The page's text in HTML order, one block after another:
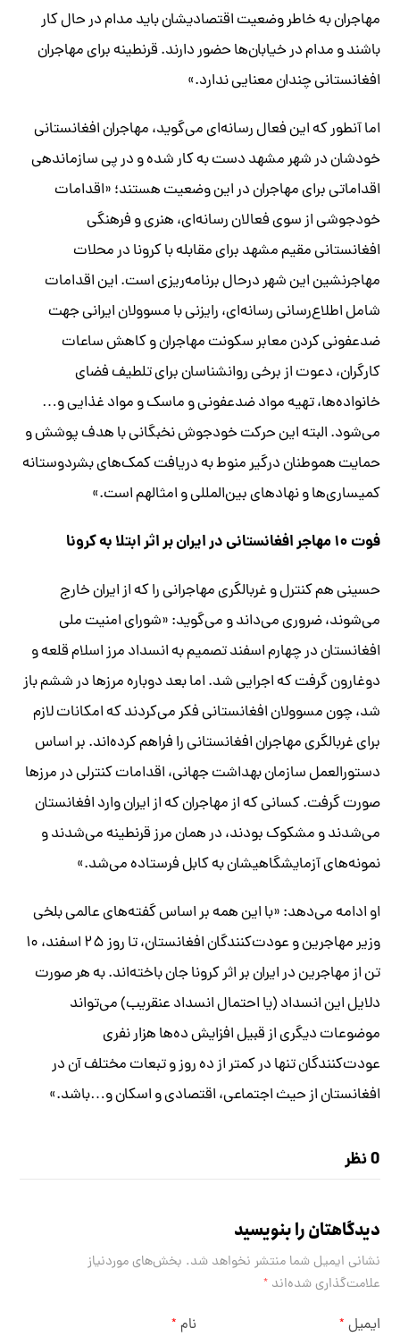
مهاجران به خاطر وضعیت اقتصادیشان باید مدام در حال کار
باشند و مدام در خیابان‌ها حضور دارند. قرنطینه برای مهاجران
افغانستانی چندان معنایی ندارد.»
اما آنطور که این فعال رسانه‌ای می‌گوید، مهاجران افغانستانی
خودشان در شهر مشهد دست به کار شده و در پی سازماندهی
اقداماتی برای مهاجران در این وضعیت هستند؛ «اقدامات
خودجوشی از سوی فعالان رسانه‌ای، هنری و فرهنگی
افغانستانی مقیم مشهد برای مقابله با کرونا در محلات
مهاجرنشین این شهر درحال برنامه‌ریزی است. این اقدامات
شامل اطلاع‌رسانی رسانه‌ای، رایزنی با مسوولان ایرانی جهت
ضدعفونی کردن معابر سکونت مهاجران و کاهش ساعات
کارگران، دعوت از برخی روانشناسان برای تلطیف فضای
خانواده‌ها، تهیه مواد ضدعفونی و ماسک و مواد غذایی و…
می‌شود. البته این حرکت خودجوش نخبگانی با هدف پوشش و
حمایت هموطنان درگیر منوط به دریافت کمک‌های بشردوستانه
کمیساری‌ها و نهادهای بین‌المللی و امثالهم است.»
فوت ۱۰ مهاجر افغانستانی در ایران بر اثر ابتلا به کرونا
حسینی هم کنترل و غربالگری مهاجرانی را که از ایران خارج
می‌شوند، ضروری می‌داند و می‌گوید: «شورای امنیت ملی
افغانستان در چهارم اسفند تصمیم به انسداد مرز اسلام قلعه و
دوغارون گرفت که اجرایی شد. اما بعد دوباره مرزها در ششم باز
شد، چون مسوولان افغانستانی فکر می‌کردند که امکانات لازم
برای غربالگری مهاجران افغانستانی را فراهم کرده‌اند. بر اساس
دستورالعمل سازمان بهداشت جهانی، اقدامات کنترلی در مرزها
صورت گرفت. کسانی که از مهاجران که از ایران وارد افغانستان
می‌شدند و مشکوک بودند، در همان مرز قرنطینه می‌شدند و
نمونه‌های آزمایشگاهیشان به کابل فرستاده می‌شد.»
او ادامه می‌دهد: «با این همه بر اساس گفته‌های عالمی بلخی
وزیر مهاجرین و عودت‌کنندگان افغانستان، تا روز ۲۵ اسفند، ۱۰
تن از مهاجرین در ایران بر اثر کرونا جان باخته‌اند. به هر صورت
دلایل این انسداد (یا احتمال انسداد عنقریب) می‌تواند
موضوعات دیگری از قبیل افزایش ده‌ها هزار نفری
عودت‌کنندگان تنها در کمتر از ده روز و تبعات مختلف آن در
افغانستان از حیث اجتماعی، اقتصادی و اسکان و…باشد.»
0 نظر
دیدگاهتان را بنویسید
نشانی ایمیل شما منتشر نخواهد شد. بخش‌های موردنیاز
علامت‌گذاری شده‌اند*
نام * ایمیل *